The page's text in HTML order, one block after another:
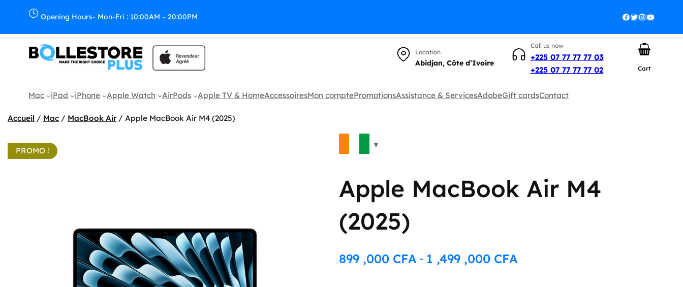
Opening Hours- Mon-Fri : 10:00AM – 20:00PM Facebook Twitter InstagramYouTube
Location
Abidjan, Côte d’Ivoire
Call us now
+225 07 77 77 77 03
+225 07 77 77 77 02
Cart
Mac iPad iPhone Apple Watch AirPods Apple TV & HomeAccessoiresMon comptePromotionsAssistance & ServicesAdobeGift cardsContact
Accueil / Mac / MacBook Air/ Apple MacBook Air M4 (2025)
PROMO !
Apple MacBook Air M4
(2025)
899 ,000 CFA – 1 ,499 ,000 CFA
Plage